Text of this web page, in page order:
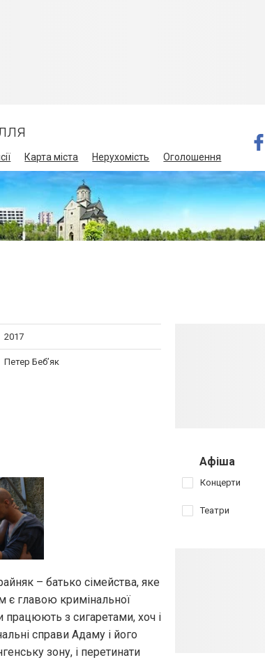
Карта міста Нерухомість Оголошення
2017
Петер Беб’як
– батько сімейства, яке
є главою кримінальної
працюють з сигаретами, хоч і
справи Адаму і його
зону, і перетинати
Афіша
Концерти
Театри